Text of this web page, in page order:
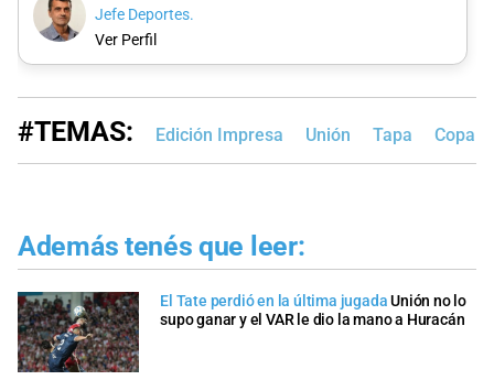
Jefe Deportes.
Ver Perfil
#TEMAS: Edición Impresa Unión Tapa Copa
Además tenés que leer:
El Tate perdió en la última jugadaUnión no lo
supo ganar y el VAR le dio la mano a Huracán